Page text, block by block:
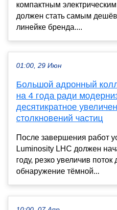
компактным
должен стать самым
линейке бренда....
01:00, 29 Июн
Большой адронный
на 4 года ради
десятикратное
столкновений частиц
После завершения работ
Luminosity LHC должен
году, резко увеличив
обнаружение тёмной...